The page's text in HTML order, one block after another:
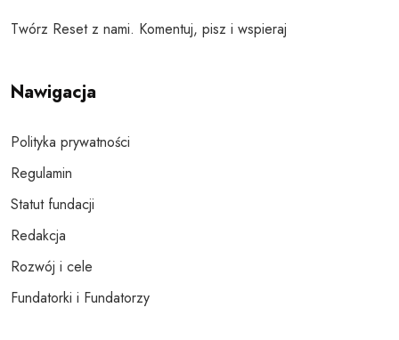
Twórz Reset z nami. Komentuj, pisz i wspieraj
Nawigacja
Polityka prywatności
Regulamin
Statut fundacji
Redakcja
Rozwój i cele
Fundatorki i Fundatorzy